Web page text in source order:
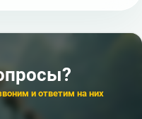
Актер
и ответим на них